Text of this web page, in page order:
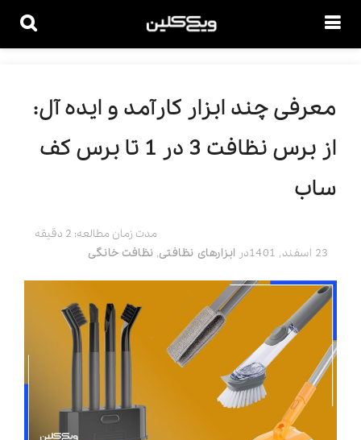
معرفی چند ابزار کارآمد و ایده آل:
از برس نظافت 3 در 1 تا برس کف
ساب
مدت زمان مطالعه: 2 دقیقه
23 اسفند, 1401
در ابزارهای نظافتی, نظافت خانگی